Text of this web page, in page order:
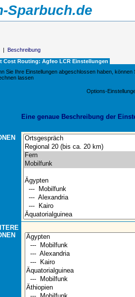
Sparbuch.de
| Beschreibung
Cost Routing: Agfeo LCR Einstellungen
Sie Ihre Einstellungen abgeschlossen haben, können
lassen
Options-
Eine genaue Beschreibung der